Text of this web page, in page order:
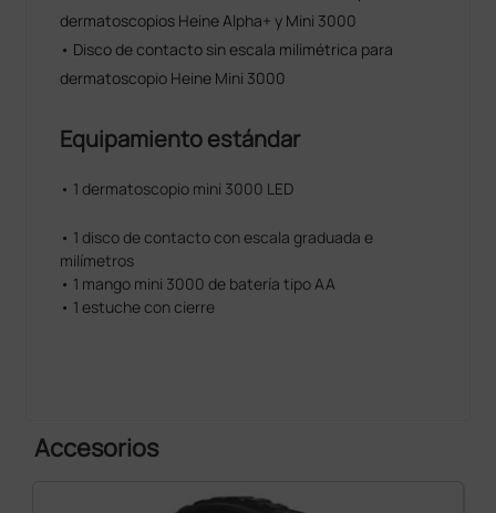
dermatoscopios Heine Alpha+ y Mini 3000
• Disco de contacto sin escala milimétrica para
dermatoscopio Heine Mini 3000
Equipamiento estándar
• 1 dermatoscopio mini 3000 LED
• 1 disco de contacto con escala graduada e
milímetros
• 1 mango mini 3000 de batería tipo AA
• 1 estuche con cierre
Accesorios